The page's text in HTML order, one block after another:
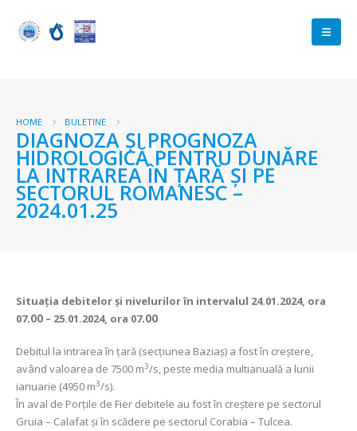
HOME BULETINE
DIAGNOZA ŞI PROGNOZA
HIDROLOGICĂ PENTRU DUNĂRE
LA INTRAREA ÎN ŢARĂ ŞI PE
SECTORUL ROMANESC –
2024.01.25
Situaţia debitelor şi nivelurilorîn intervalul 24.01.2024, ora
07.00 – 25.01.2024, ora 07.00
Debitul la intrarea în ţară (secţiunea Baziaş) a fost în creștere,
având valoarea de 7500 m3/s, peste media multianuală a lunii
ianuarie (4950 m3/s).
În aval de Porţile de Fier debitele au fost în creștere pe sectorul
Gruia – Calafat și în scădere pe sectorul Corabia – Tulcea.